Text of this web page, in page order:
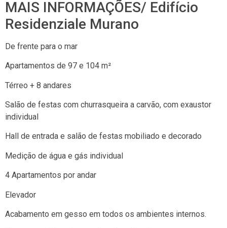
MAIS INFORMAÇÕES/ Edifício
Residenziale Murano
De frente para o mar
Apartamentos de 97 e 104 m²
Térreo + 8 andares
Salão de festas com churrasqueira a carvão, com exaustor
individual
Hall de entrada e salão de festas mobiliado e decorado
Medição de água e gás individual
4 Apartamentos por andar
Elevador
Acabamento em gesso em todos os ambientes internos.